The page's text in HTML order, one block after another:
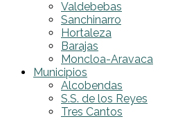
Valdebebas
Sanchinarro
Hortaleza
Barajas
Moncloa-Aravaca
Municipios
Alcobendas
S.S. de los Reyes
Tres Cantos